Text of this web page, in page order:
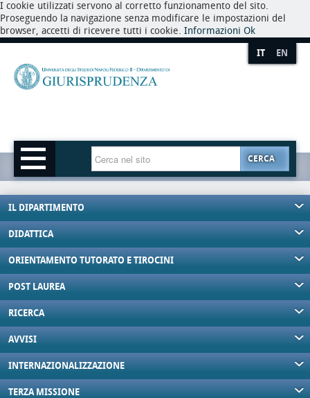
I cookie utilizzati servono al corretto funzionamento del sito.
Proseguendo la navigazione senza modificare le impostazioni del
browser, accetti di ricevere tutti i cookie. Informazioni Ok
IT EN
CERCA
IL DIPARTIMENTO
DIDATTICA
ORIENTAMENTO TUTORATO E TIROCINI
POST LAUREA
RICERCA
AVVISI
INTERNAZIONALIZZAZIONE
TERZA MISSIONE